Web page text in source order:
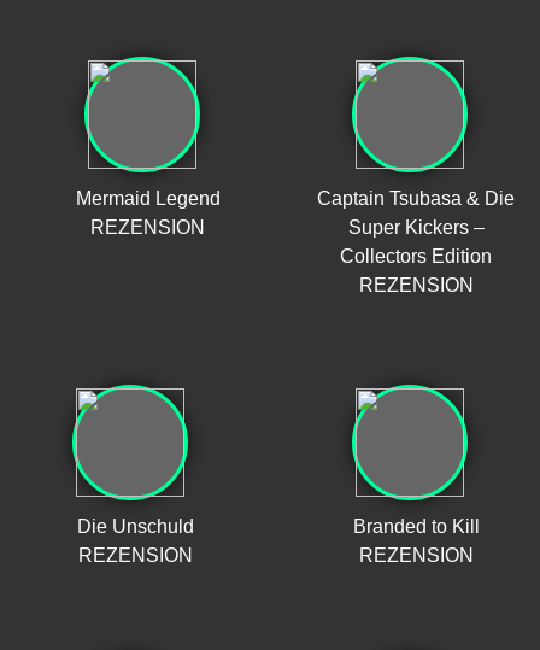
Mermaid Legend
REZENSION
Captain Tsubasa & Die
Super Kickers –
Collectors Edition
REZENSION
Die Unschuld
REZENSION
Branded to Kill
REZENSION